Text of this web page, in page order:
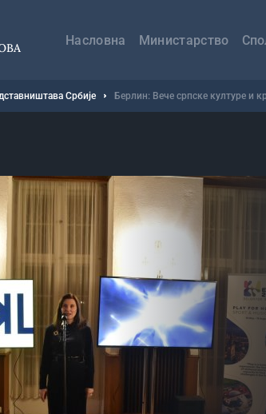
навигација
Насловна Министарство
Србије Берлин: Вече српске културе и